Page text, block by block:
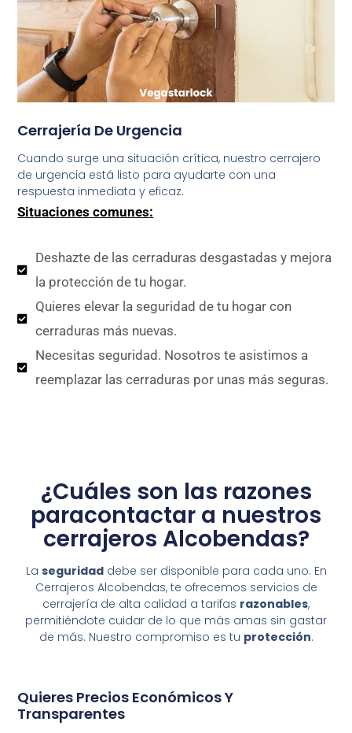
Cerrajería De Urgencia
Cuando surge una situación crítica, nuestro cerrajero
de urgencia está listo para ayudarte con una
respuesta inmediata y eficaz.
Situaciones comunes:
Deshazte de las cerraduras desgastadas y mejora
la protección de tu hogar.
Quieres elevar la seguridad de tu hogar con
cerraduras más nuevas.
Necesitas seguridad. Nosotros te asistimos a
reemplazar las cerraduras por unas más seguras.
¿Cuáles son las razones
paracontactar a nuestros
cerrajeros Alcobendas?
La seguridaddebe ser disponible para cada uno. En
Cerrajeros Alcobendas, te ofrecemos servicios de
cerrajería de alta calidad a tarifas razonables,
permitiéndote cuidar de lo que más amas sin gastar
de más. Nuestro compromiso es tu protección.
Quieres Precios Económicos Y
Transparentes